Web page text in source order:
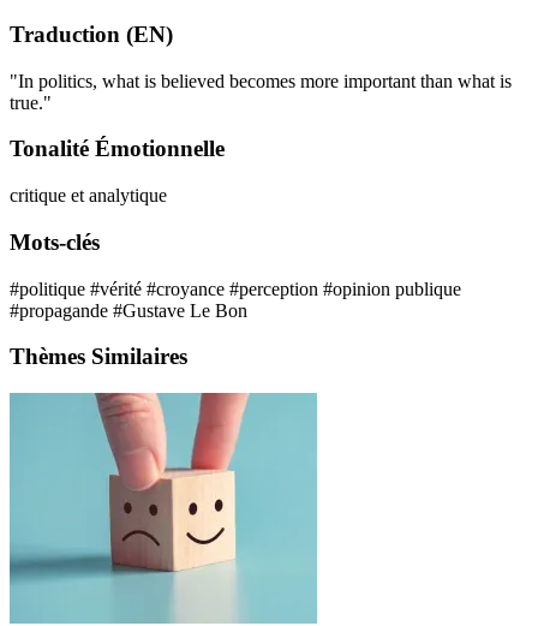
Traduction (EN)
"In politics, what is believed becomes more important than what is
true."
Tonalité Émotionnelle
critique et analytique
Mots-clés
#politique #vérité #croyance #perception #opinion publique
#propagande #Gustave Le Bon
Thèmes Similaires